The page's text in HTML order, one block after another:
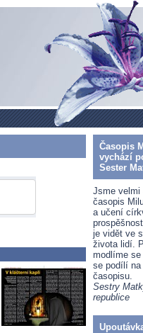
Časopis
vychází
Sester
Jsme
časopis
a učení
je vidět ve
života lidí.
modlíme
se podílí
časopisu.
Sestry
republice